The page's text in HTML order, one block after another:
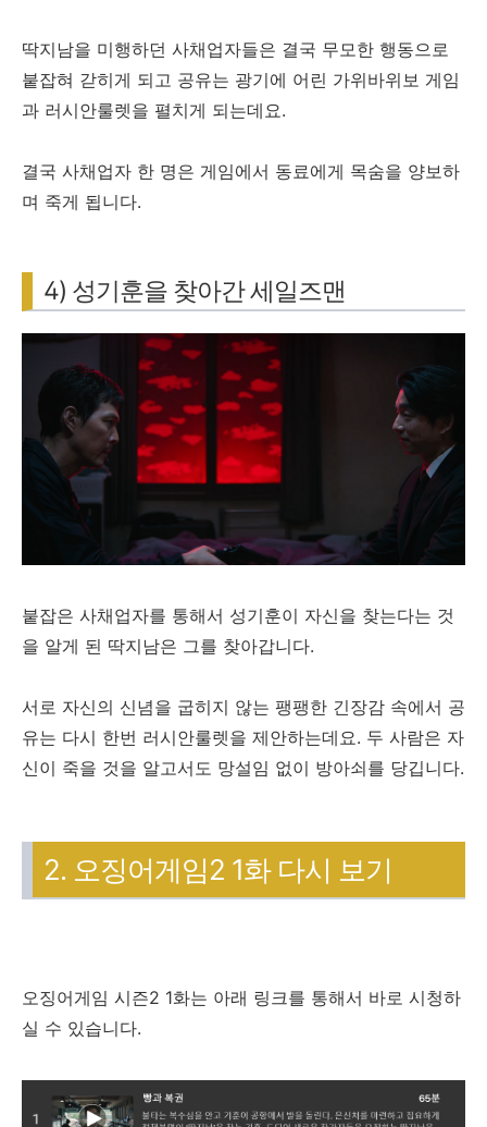
딱지남을 미행하던 사채업자들은 결국 무모한 행동으로
붙잡혀 갇히게 되고 공유는 광기에 어린 가위바위보 게임
과 러시안룰렛을 펼치게 되는데요.
결국 사채업자 한 명은 게임에서 동료에게 목숨을 양보하
며 죽게 됩니다.
4) 성기훈을 찾아간 세일즈맨
붙잡은 사채업자를 통해서 성기훈이 자신을 찾는다는 것
을 알게 된 딱지남은 그를 찾아갑니다.
서로 자신의 신념을 굽히지 않는 팽팽한 긴장감 속에서 공
유는 다시 한번 러시안룰렛을 제안하는데요. 두 사람은 자
신이 죽을 것을 알고서도 망설임 없이 방아쇠를 당깁니다.
2. 오징어게임2 1화 다시 보기
오징어게임 시즌2 1화는 아래 링크를 통해서 바로 시청하
실 수 있습니다.